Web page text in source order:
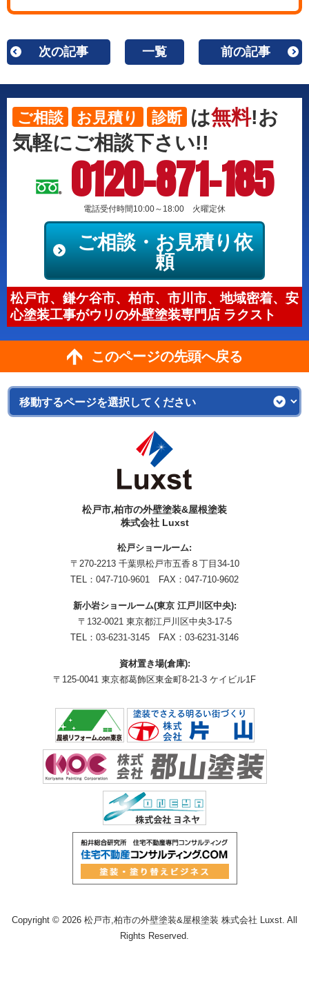
次の記事 一覧 前の記事
ご相談 お見積り 診断 は無料!お
気軽にご相談下さい!!
0120-871-185
電話受付時間10:00～18:00 火曜定休
ご相談・お見積り依
頼
松戸市、鎌ケ谷市、柏市、市川市、地域密着、安
心塗装工事がウリの外壁塗装専門店 ラクスト
このページの先頭へ戻る
松戸市,柏市の外壁塗装&屋根塗装
株式会社 Luxst
松戸ショールーム:
〒270-2213 千葉県松戸市五香８丁目34-10
TEL： 047-710-9601 FAX：047-710-9602
新小岩ショールーム(東京 江戸川区中央):
〒132-0021 東京都江戸川区中央3-17-5
TEL： 03-6231-3145 FAX：03-6231-3146
資材置き場(倉庫):
〒125-0041 東京都葛飾区東金町8-21-3 ケイビル1F
Copyright © 2026 松戸市,柏市の外壁塗装&屋根塗装 株式会社 Luxst. All
Rights Reserved.